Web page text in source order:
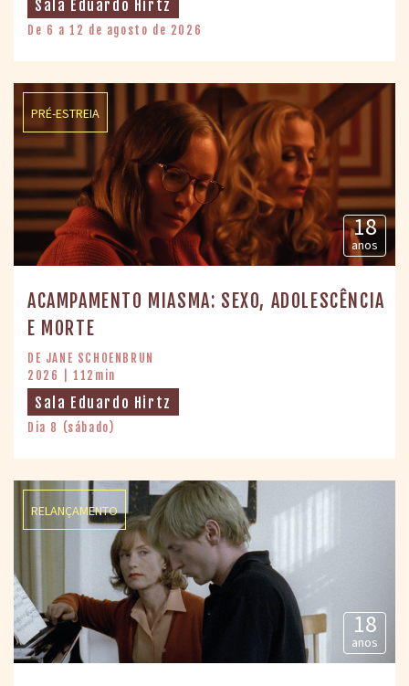
Sala Eduardo Hirtz
De 6 a 12 de agosto de 2026
PRÉ-ESTREIA
18
anos
ACAMPAMENTO MIASMA: SEXO, ADOLESCÊNCIA
E MORTE
DE JANE SCHOENBRUN
2026 | 112min
Sala Eduardo Hirtz
Dia 8 (sábado)
RELANÇAMENTO
18
anos